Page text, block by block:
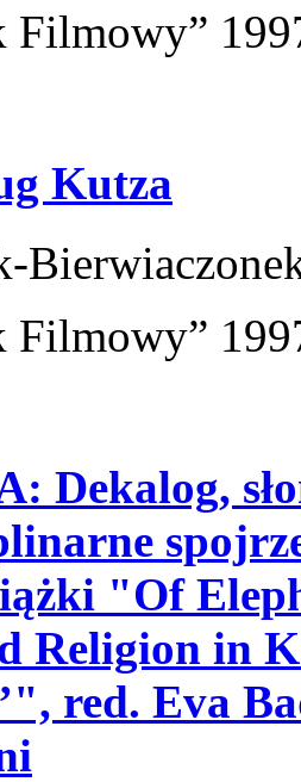
Filmowy”
Kutza
Filmowy”
Dekalog,
"Of
Religion in
red. Eva